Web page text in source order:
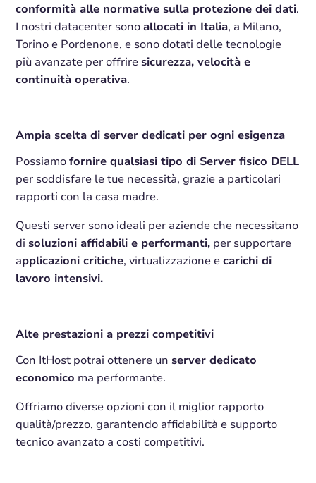
conformità alle normative sulla protezione dei dati.
I nostri datacenter sonoallocati in Italia, a Milano,
Torino e Pordenone, e sono dotati delle tecnologie
più avanzate per offrire sicurezza, velocità e
continuità operativa.
Ampia scelta di server dedicati per ogni esigenza
Possiamofornire qualsiasi tipo di Server fisico DELL
per soddisfare le tue necessità, grazie a particolari
rapporti con la casa madre.
Questi server sono ideali per aziende che necessitano
di soluzioni affidabili e performanti, per supportare
applicazioni critiche, virtualizzazione ecarichi di
lavoro intensivi.
Alte prestazioni a prezzi competitivi
Con ItHost potrai ottenere un server dedicato
economico ma performante.
Offriamo diverse opzioni con il miglior rapporto
qualità/prezzo, garantendo affidabilità e supporto
tecnico avanzato a costi competitivi.